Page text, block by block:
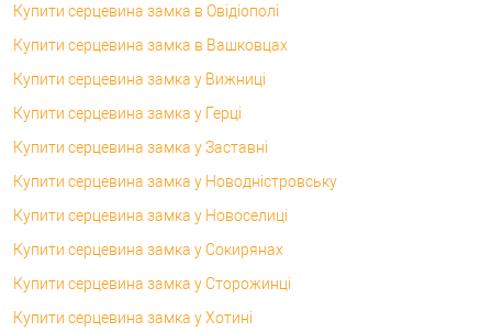
Купити серцевина замка в Овідіополі
Купити серцевина замка в Вашковцах
Купити серцевина замка у Вижниці
Купити серцевина замка у Герці
Купити серцевина замка у Заставні
Купити серцевина замка у Новодністровську
Купити серцевина замка у Новоселиці
Купити серцевина замка у Сокирянах
Купити серцевина замка у Сторожинці
Купити серцевина замка у Хотині